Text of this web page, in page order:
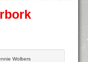
Wolbers